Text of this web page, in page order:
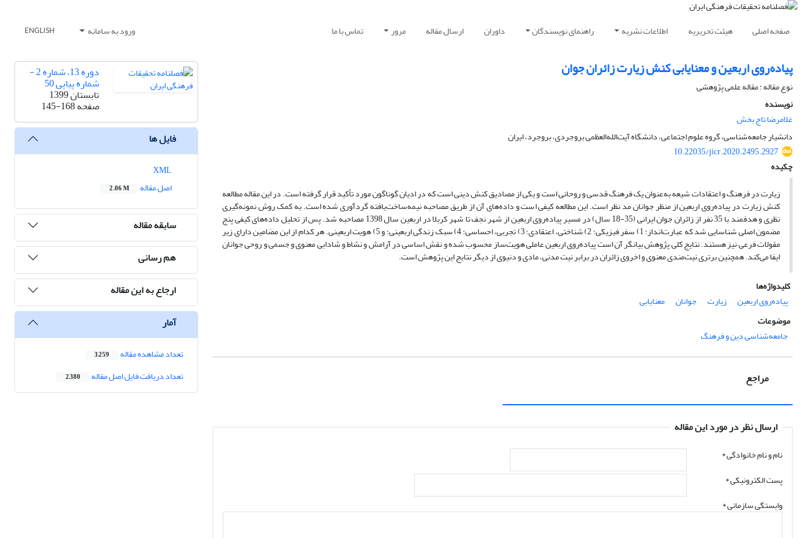
صفحه اصلی هیئت تحریریه اطلاعات نشریه راهنمای نویسندگان داوران ارسال مقاله مرور تماس با ما ورود به سامانه ENGLISH
پیاده‌روی اربعین و معنایابی کنش زیارت زائران جوان
نوع مقاله : مقاله علمی پژوهشی
نویسنده
غلامرضا تاج بخش
دانشیار جامعه‌شناسی، گروه علوم اجتماعی، دانشگاه آیت‌الله‌العظمی بروجردی، بروجرد، ایران
10.22035/jicr.2020.2495.2927
چکیده
زیارت در فرهنگ و اعتقادات شیعه به‌عنوان یک فرهنگ قدسی و روحانی است و یکی از مصادیق کنش دینی است که در ادیان گوناگون مورد تأکید قرار گرفته است. در این مقاله مطالعه
کنش زیارت در پیاده‌روی اربعین از منظر جوانان مد نظر است. این مطالعه کیفی است و داده‌‌های آن از طریق مصاحبه نیمه‌ساخت‌یافته گردآوری شده است. به کمک روش نمونه‌گیری
نظری و هدفمند با 35 نفر از زائران جوان ایرانی (35-18 سال) در مسیر پیاده‌روی اربعین از شهر نجف تا شهر کربلا در اربعین سال 1398 مصاحبه شد. پس از تحلیل داده‌‌های کیفی پنج
مضمون اصلی شناسایی شد که عبارت‌اند‌از: 1) سفر فیزیکی؛ 2) شناختی، اعتقادی؛ 3) تجربی، احساسی؛ 4) سبک زندگی اربعینی؛ و 5) هویت اربعینی. هر کدام از این مضامین دارای زیر
مقولات فرعی نیز هستند. نتایج کلی پژوهش بیانگر آن است پیاده‌روی اربعین عاملی هویت‌ساز محسوب شده و نقش اساسی در آرامش و نشاط و شادابی معنوی و جسمی و روحی جوانان
ایفا می‌کند. همچنین برتری نیت‌مندی معنوی و اخروی زائران در برابر نیت مدنی، مادی و دنیوی از دیگر نتایج این پژوهش است.
کلیدواژه‌ها
پیاده‌روی اربعین
زیارت جوانان
معنایابی
موضوعات
جامعه‌شناسی دین و فرهنگ
مراجع
ارسال نظر در مورد این مقاله
نام و نام خانوادگی*
پست الکترونیکی*
وابستگی سازمانی *
دوره 13، شماره 2 -
شماره پیاپی 50
تابستان 1399
صفحه145-168
فایل ها
اصل مقاله
2.06 M
سابقه مقاله
هم رسانی
ارجاع به این مقاله
آمار
تعداد مشاهده مقاله 3,259
تعداد دریافت فایل اصل مقاله 2,380